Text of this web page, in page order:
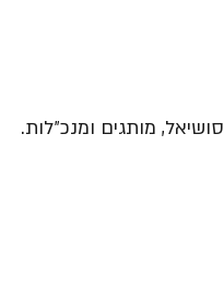
מותגים ומנכ״לות.